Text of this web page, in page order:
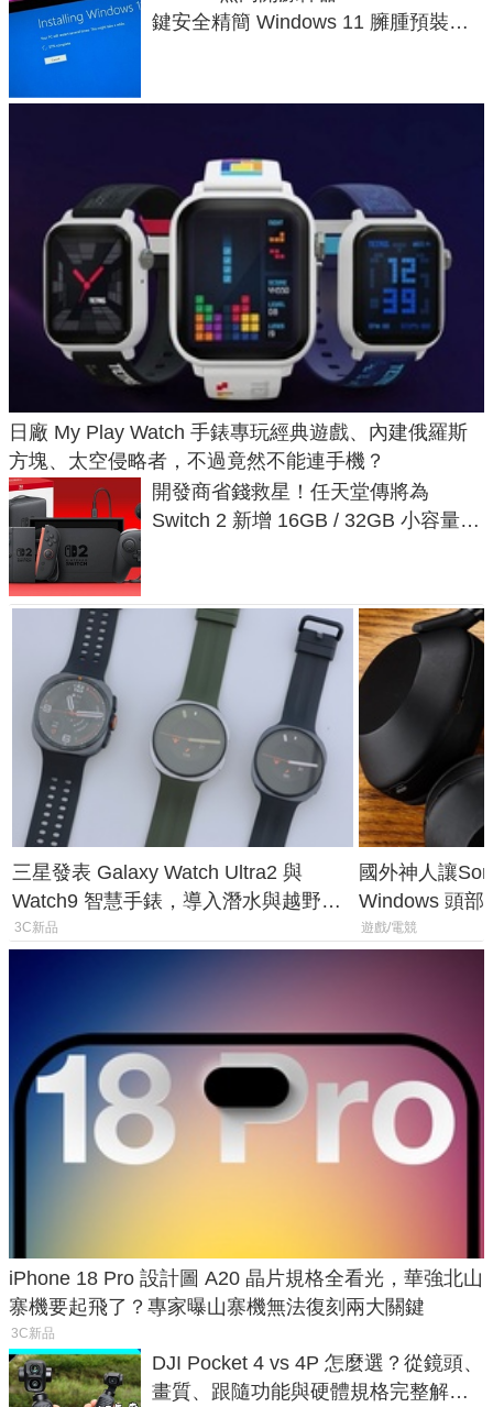
鍵安全精簡 Windows 11 臃腫預裝軟
日廠 My Play Watch 手錶專玩經典遊戲、內建俄羅斯
方塊、太空侵略者，不過竟然不能連手機？
開發商省錢救星！任天堂傳將為
Switch 2 新增 16GB / 32GB 小容量遊
三星發表 Galaxy Watch Ultra2 與
Watch9 智慧手錶，導入潛水與越野跑
導航功能
3C新品
國外神人讓
Windows 頭部
飛行超有感
遊戲/電競
iPhone 18 Pro 設計圖 A20 晶片規格全看光，華強北山
寨機要起飛了？專家曝山寨機無法復刻兩大關鍵
3C新品
DJI Pocket 4 vs 4P 怎麼選？從鏡頭、
畫質、跟隨功能與硬體規格完整解